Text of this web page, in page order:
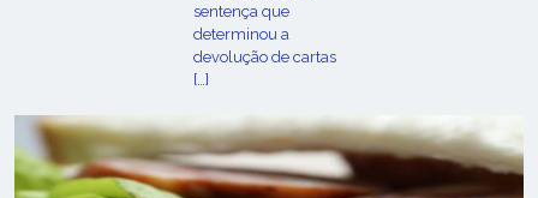
sentença que
determinou a
devolução de cartas
[…]